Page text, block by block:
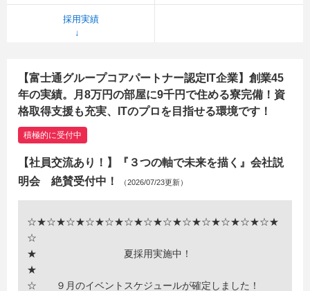
採用実績
【富士通グループコアパートナー認定IT企業】創業45
年の実績。月8万円の部屋に9千円で住める寮完備！資
格取得支援も充実、ITのプロを目指せる環境です！
積極的に受付中
【社員交流あり！】『３つの軸で未来を描く』会社説
明会 絶賛受付中！
（2026/07/23更新）
☆★☆★☆★☆★☆★☆★☆★☆★☆★☆★☆★☆★☆★
☆
★ 夏採用実施中！
★
☆ ９月のイベントスケジュールが確定しました！